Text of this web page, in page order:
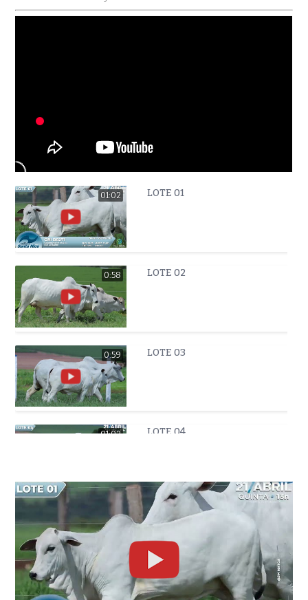
01:02 LOTE 01
0:58 LOTE 02
0:59 LOTE 03
01:02 LOTE 04
01:02 LOTE 05
0:57 LOTE 06